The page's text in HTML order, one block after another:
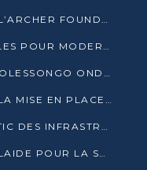
BASKETBALL: EWAWA PLUS ET L’ARCHER FOUNDATION LANCENT UN CAMP POUR LES JEUNES
AGL CONGO LIVRE 270 VÉHICULES POUR MODERNISER LE TRANSPORT URBAIN
PASSEPORT AU CONGO : JEAN-OLESSONGO ONDAYE VEUT METTRE FIN AUX LENTEURS ADMINISTRATIVES
LES ÉTATS-UNIS FINANCERONT LA MISE EN PLACE DE JUSQU’À 50 CLINIQUES DE LUTTE CONTRE L’EBOLA
LE CONGO LANCE LE DIAGNOSTIC DES INFRASTRUCTURES SPORTIVES DU COMPLEXE DE KINTÉLÉ
BAD 2026 : LUDOVIC NGATSÉ PLAIDE POUR LA SOUVERAINETÉ FINANCIÈRE AFRICAINE